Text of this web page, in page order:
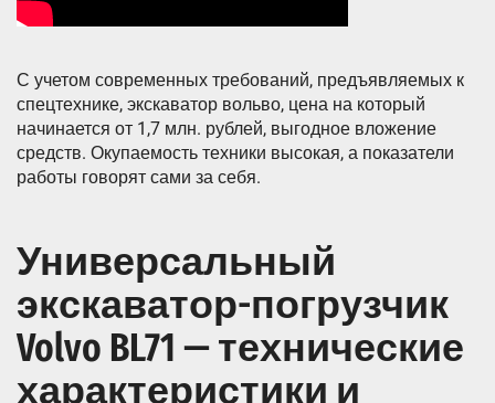
С учетом современных требований, предъявляемых к
спецтехнике, экскаватор вольво, цена на который
начинается от 1,7 млн. рублей, выгодное вложение
средств. Окупаемость техники высокая, а показатели
работы говорят сами за себя.
Универсальный
экскаватор-погрузчик
Volvo BL71 — технические
характеристики и